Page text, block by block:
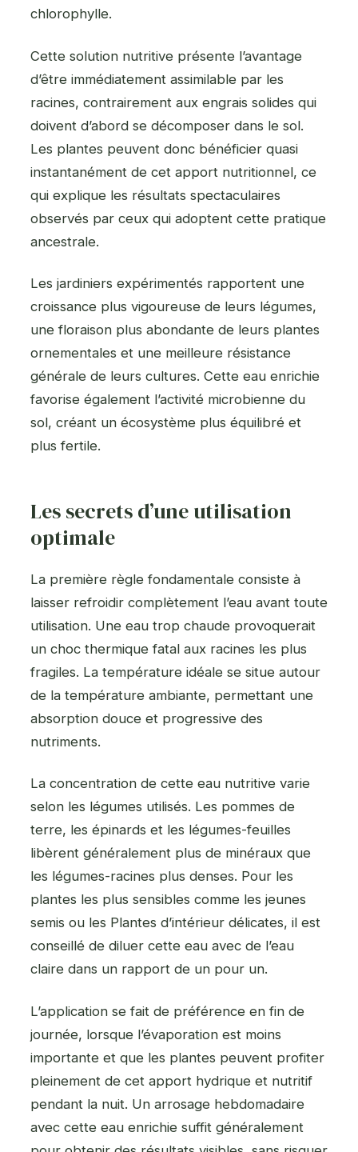
chlorophylle.
Cette solution nutritive présente l’avantage
d’être immédiatement assimilable par les
racines, contrairement aux engrais solides qui
doivent d’abord se décomposer dans le sol.
Les plantes peuvent donc bénéficier quasi
instantanément de cet apport nutritionnel, ce
qui explique les résultats spectaculaires
observés par ceux qui adoptent cette pratique
ancestrale.
Les jardiniers expérimentés rapportent une
croissance plus vigoureuse de leurs légumes,
une floraison plus abondante de leurs plantes
ornementales et une meilleure résistance
générale de leurs cultures. Cette eau enrichie
favorise également l’activité microbienne du
sol, créant un écosystème plus équilibré et
plus fertile.
Les secrets d’une utilisation
optimale
La première règle fondamentale consiste à
laisser refroidir complètement l’eau avant toute
utilisation. Une eau trop chaude provoquerait
un choc thermique fatal aux racines les plus
fragiles. La température idéale se situe autour
de la température ambiante, permettant une
absorption douce et progressive des
nutriments.
La concentration de cette eau nutritive varie
selon les légumes utilisés. Les pommes de
terre, les épinards et les légumes-feuilles
libèrent généralement plus de minéraux que
les légumes-racines plus denses. Pour les
plantes les plus sensibles comme les jeunes
semis ou les Plantes d’intérieur délicates, il est
conseillé de diluer cette eau avec de l’eau
claire dans un rapport de un pour un.
L’application se fait de préférence en fin de
journée, lorsque l’évaporation est moins
importante et que les plantes peuvent profiter
pleinement de cet apport hydrique et nutritif
pendant la nuit. Un arrosage hebdomadaire
avec cette eau enrichie suffit généralement